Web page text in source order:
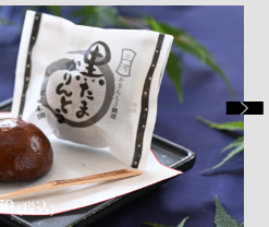
(税込)
(税込)
(税込)